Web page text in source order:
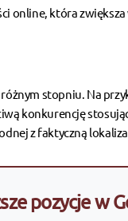
online, która
stopniu. Na
konkurencję
z faktyczną
pozycje w